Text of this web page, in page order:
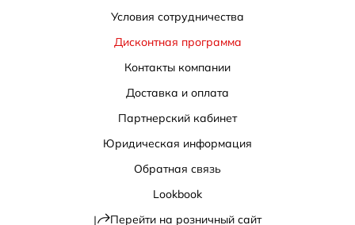
Условия сотрудничества
Дисконтная программа
Контакты компании
Доставка и оплата
Партнерский кабинет
Юридическая информация
Обратная связь
Lookbook
Перейти на розничный сайт